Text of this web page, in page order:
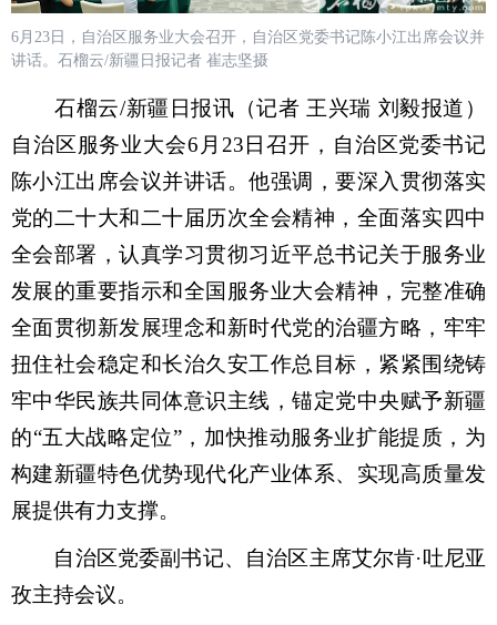
6月23日，自治区服务业大会召开，自治区党委书记陈小江出席会议并
讲话。石榴云/新疆日报记者 崔志坚摄
石榴云/新疆日报讯（记者 王兴瑞 刘毅报道）
自治区服务业大会6月23日召开，自治区党委书记
陈小江出席会议并讲话。他强调，要深入贯彻落实
党的二十大和二十届历次全会精神，全面落实四中
全会部署，认真学习贯彻习近平总书记关于服务业
发展的重要指示和全国服务业大会精神，完整准确
全面贯彻新发展理念和新时代党的治疆方略，牢牢
扭住社会稳定和长治久安工作总目标，紧紧围绕铸
牢中华民族共同体意识主线，锚定党中央赋予新疆
的“五大战略定位”，加快推动服务业扩能提质，为
构建新疆特色优势现代化产业体系、实现高质量发
展提供有力支撑。
自治区党委副书记、自治区主席艾尔肯·吐尼亚
孜主持会议。